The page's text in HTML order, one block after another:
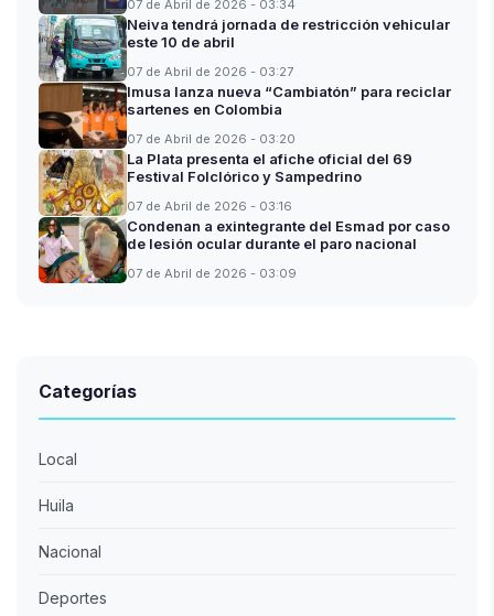
07 de Abril de 2026 - 03:34
Neiva tendrá jornada de restricción vehicular
este 10 de abril
07 de Abril de 2026 - 03:27
Imusa lanza nueva “Cambiatón” para reciclar
sartenes en Colombia
07 de Abril de 2026 - 03:20
La Plata presenta el afiche oficial del 69
Festival Folclórico y Sampedrino
07 de Abril de 2026 - 03:16
Condenan a exintegrante del Esmad por caso
de lesión ocular durante el paro nacional
07 de Abril de 2026 - 03:09
Categorías
Local
Huila
Nacional
Deportes